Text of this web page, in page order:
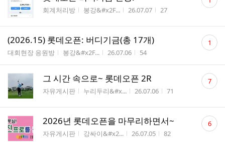
게시판명
회계처리방 작성자
봉강&#x2F... 작성시간
26.07.07 조회수
27
글
(2026.15) 롯데오픈: 버디기금(총 17개)
게시판명
대회현장 응원방 작성자
봉강&#x2F... 작성시간
26.07.06 조회수
54
댓
글 1
그 시간 속으로~ 롯데오픈 2R
게시판명
자유게시판 작성자
누리두리&#x... 작성시간
26.07.06 조회수
71
댓
글 7
2026년 롯데오픈을 마무리하면서~
게시판명
자유게시판 작성자
강싸이&#x2... 작성시간
26.07.05 조회수
82
댓
글 6